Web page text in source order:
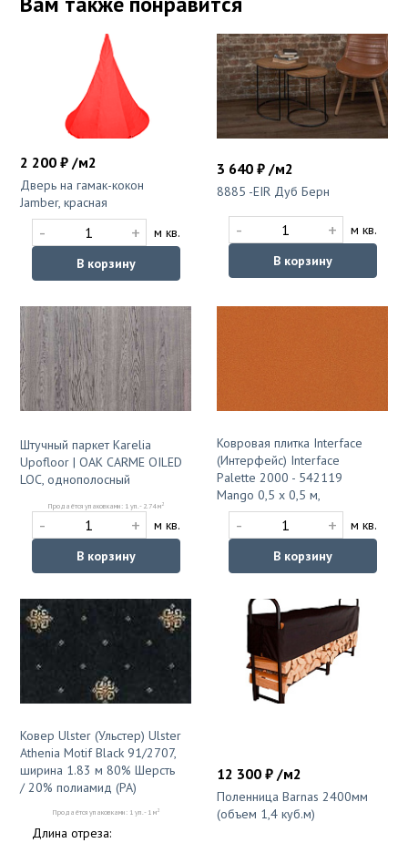
2 200 ₽ /м2
Дверь на гамак-кокон
Jamber, красная
- +
м кв.
В корзину
3 640 ₽ /м2
8885 -EIR Дуб Берн
- +
м кв.
В корзину
Штучный паркет Karelia
Upofloor | OAK CARME OILED
LOC, однополосный
Продаётся упаковками: 1 уп. - 2.74 м2
- +
м кв.
В корзину
Ковровая плитка Interface
(Интерфейс) Interface
Palette 2000 - 542119
Mango 0,5 x 0,5 м,
- +
м кв.
В корзину
Ковер Ulster (Ульстер) Ulster
Athenia Motif Black 91/2707,
ширина 1.83 м 80% Шерсть
/ 20% полиамид (PA)
Продаётся упаковками: 1 уп. - 1 м2
Длина отреза:
12 300 ₽ /м2
Поленница Barnas 2400мм
(объем 1,4 куб.м)